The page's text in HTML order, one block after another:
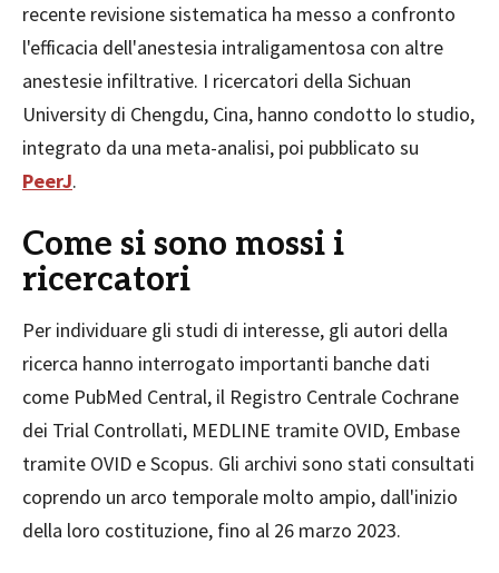
recente revisione sistematica ha messo a confronto
l'efficacia dell'anestesia intraligamentosa con altre
anestesie infiltrative. I ricercatori della Sichuan
University di Chengdu, Cina, hanno condotto lo studio,
integrato da una meta-analisi, poi pubblicato su
PeerJ.
Come si sono mossi i
ricercatori
Per individuare gli studi di interesse, gli autori della
ricerca hanno interrogato importanti banche dati
come PubMed Central, il Registro Centrale Cochrane
dei Trial Controllati, MEDLINE tramite OVID, Embase
tramite OVID e Scopus. Gli archivi sono stati consultati
coprendo un arco temporale molto ampio, dall'inizio
della loro costituzione, fino al 26 marzo 2023.